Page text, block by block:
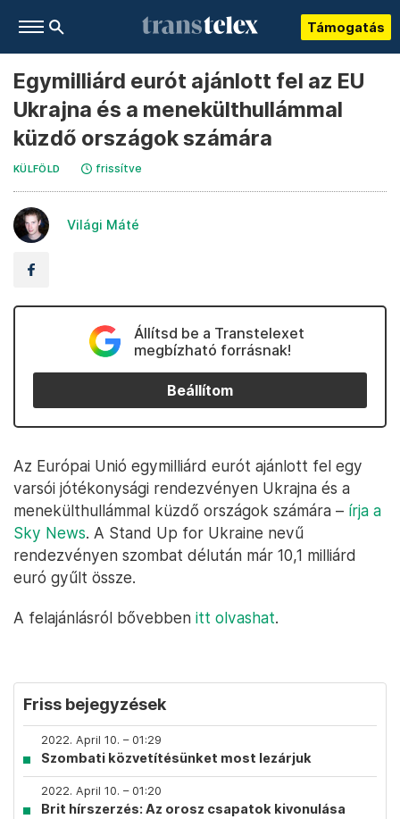
Támogatás
Egymilliárd eurót ajánlott fel az EU
Ukrajna és a menekülthullámmal
küzdő országok számára
KÜLFÖLD frissítve
Világi Máté
Állítsd be a Transtelexet
megbízható forrásnak!
Beállítom
Az Európai Unió egymilliárd eurót ajánlott fel egy
varsói jótékonysági rendezvényen Ukrajna és a
menekülthullámmal küzdő országok számára – írja a
Sky News. A Stand Up for Ukraine nevű
rendezvényen szombat délután már 10,1 milliárd
euró gyűlt össze.
A felajánlásról bővebben itt olvashat.
Friss bejegyzések
2022. April 10. – 01:29
Szombati közvetítésünket most lezárjuk
2022. April 10. – 01:20
Brit hírszerzés: Az orosz csapatok kivonulása